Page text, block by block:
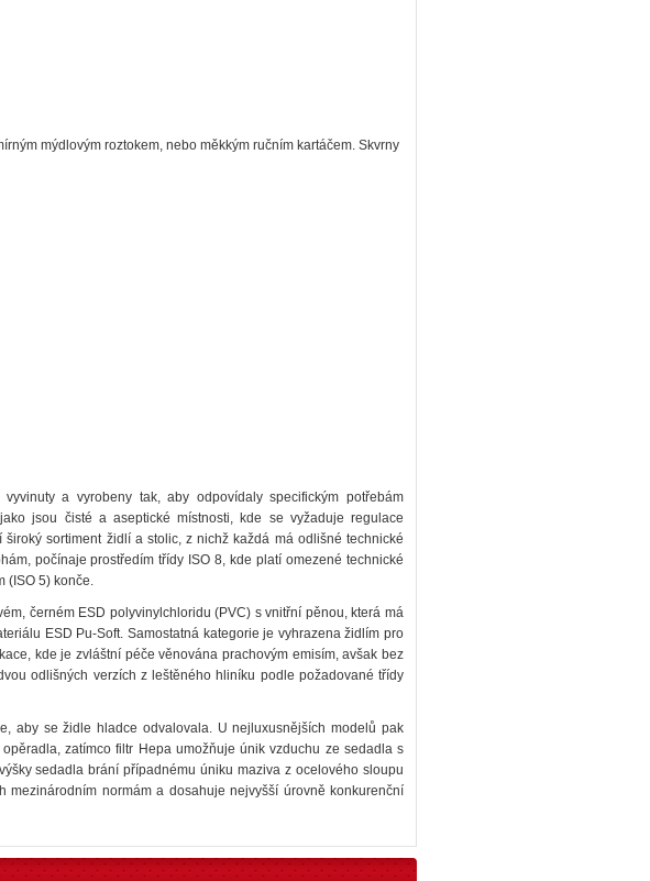
mýdlovým roztokem, nebo měkkým ručním kartáčem. Skvrny
a vyrobeny tak, aby odpovídaly specifickým potřebám
jsou čisté a aseptické místnosti, kde se vyžaduje regulace
sortiment židlí a stolic, z nichž každá má odlišné technické
počínaje prostředím třídy ISO 8, kde platí omezené technické
(ISO 5) konče.
černém ESD polyvinylchloridu (PVC) s vnitřní pěnou, která má
ESD Pu-Soft. Samostatná kategorie je vyhrazena židlím pro
kde je zvláštní péče věnována prachovým emisím, avšak bez
odlišných verzích z leštěného hliníku podle požadované třídy
aby se židle hladce odvalovala. U nejluxusnějších modelů pak
zatímco filtr Hepa umožňuje únik vzduchu ze sedadla s
sedadla brání případnému úniku maziva z ocelového sloupu
normám a dosahuje nejvyšší úrovně konkurenční